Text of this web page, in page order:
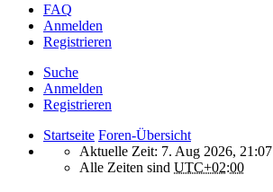
FAQ
Anmelden
Registrieren
Suche
Anmelden
Registrieren
Startseite Foren-Übersicht
Aktuelle Zeit: 7. Aug 2026, 21:07
Alle Zeiten sind UTC+02:00